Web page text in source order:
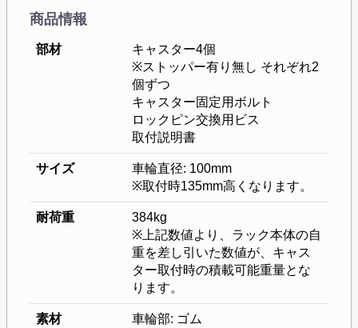
商品情報
部材
キャスター4個
※ストッパー有り無し それぞれ2
個ずつ
キャスター固定用ボルト
ロックピン交換用ビス
取付説明書
サイズ
車輪直径: 100mm
※取付時135mm高くなります。
耐荷重
384kg
※上記数値より、ラック本体の自
重を差し引いた数値が、キャス
ター取付時の積載可能重量とな
ります。
素材
車輪部: ゴム